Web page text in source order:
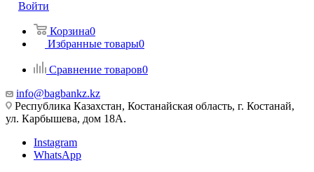
Войти
Корзина0
Избранные товары0
Сравнение товаров0
info@bagbankz.kz
Республика Казахстан, Костанайская область, г. Костанай,
ул. Карбышева, дом 18А.
Instagram
WhatsApp